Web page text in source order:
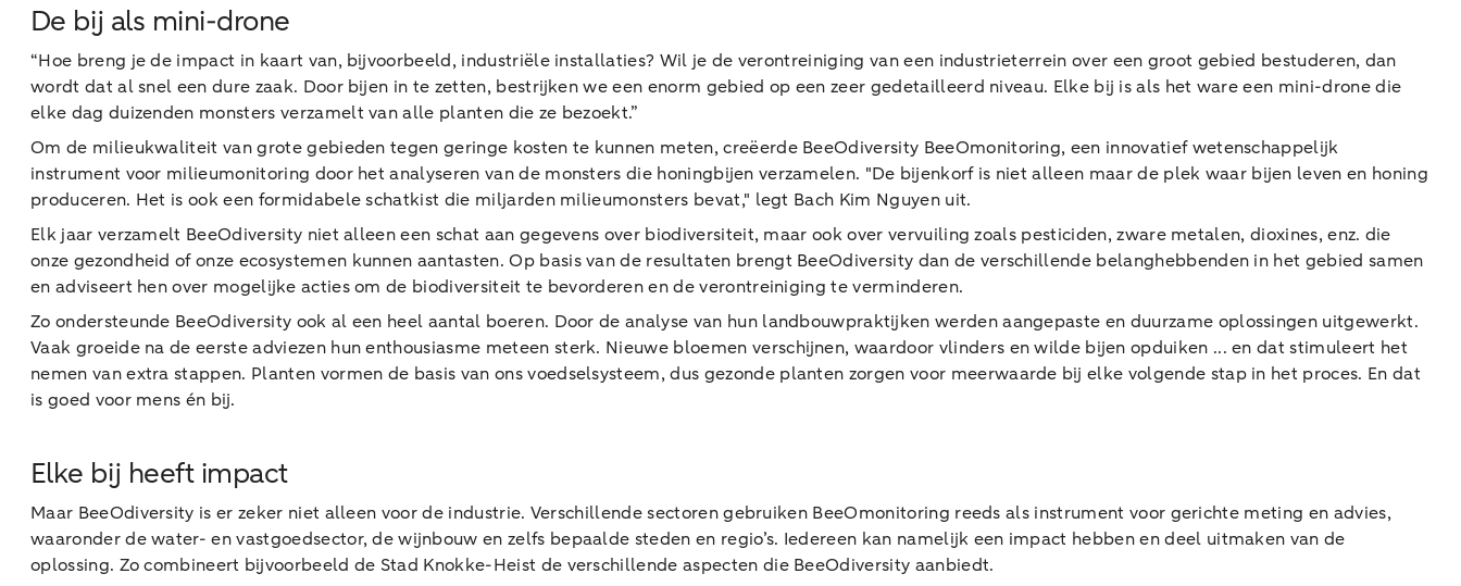
De bij als mini-drone
“Hoe breng je de impact in kaart van, bijvoorbeeld, industriële installaties? Wil je de verontreiniging van een industrieterrein over een groot gebied bestuderen, dan
wordt dat al snel een dure zaak. Door bijen in te zetten, bestrijken we een enorm gebied op een zeer gedetailleerd niveau. Elke bij is als het ware een mini-drone die
elke dag duizenden monsters verzamelt van alle planten die ze bezoekt.”
Om de milieukwaliteit van grote gebieden tegen geringe kosten te kunnen meten, creëerde BeeOdiversity BeeOmonitoring, een innovatief wetenschappelijk
instrument voor milieumonitoring door het analyseren van de monsters die honingbijen verzamelen. "De bijenkorf is niet alleen maar de plek waar bijen leven en honing
produceren. Het is ook een formidabele schatkist die miljarden milieumonsters bevat," legt Bach Kim Nguyen uit.
Elk jaar verzamelt BeeOdiversity niet alleen een schat aan gegevens over biodiversiteit, maar ook over vervuiling zoals pesticiden, zware metalen, dioxines, enz. die
onze gezondheid of onze ecosystemen kunnen aantasten. Op basis van de resultaten brengt BeeOdiversity dan de verschillende belanghebbenden in het gebied samen
en adviseert hen over mogelijke acties om de biodiversiteit te bevorderen en de verontreiniging te verminderen.
Zo ondersteunde BeeOdiversity ook al een heel aantal boeren. Door de analyse van hun landbouwpraktijken werden aangepaste en duurzame oplossingen uitgewerkt.
Vaak groeide na de eerste adviezen hun enthousiasme meteen sterk. Nieuwe bloemen verschijnen, waardoor vlinders en wilde bijen opduiken ... en dat stimuleert het
nemen van extra stappen. Planten vormen de basis van ons voedselsysteem, dus gezonde planten zorgen voor meerwaarde bij elke volgende stap in het proces. En dat
is goed voor mens én bij.
Elke bij heeft impact
Maar BeeOdiversity is er zeker niet alleen voor de industrie. Verschillende sectoren gebruiken BeeOmonitoring reeds als instrument voor gerichte meting en advies,
waaronder de water- en vastgoedsector, de wijnbouw en zelfs bepaalde steden en regio’s. Iedereen kan namelijk een impact hebben en deel uitmaken van de
oplossing. Zo combineert bijvoorbeeld de Stad Knokke-Heist de verschillende aspecten die BeeOdiversity aanbiedt.